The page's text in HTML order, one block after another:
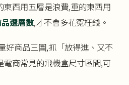
西用五層是浪費,重的東西用
選層數,才不會多花冤枉錢。
好商品三圍,抓「放得進、又不
商常見的飛機盒尺寸區間,可